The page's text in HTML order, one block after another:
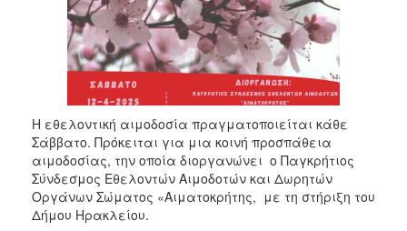
2015
2013
2012
2011
2010
2006
Η εθελοντική αιμοδοσία πραγματοποιείται κάθε
Σάββατο. Πρόκειται για μια κοινή προσπάθεια
αιμοδοσίας, την οποία διοργανώνει ο Παγκρήτιος
Σύνδεσμος Εθελοντών Αιμοδοτών και Δωρητών
Οργάνων Σώματος «Αιματοκρήτης, με τη στήριξη του
Δήμου Ηρακλείου.